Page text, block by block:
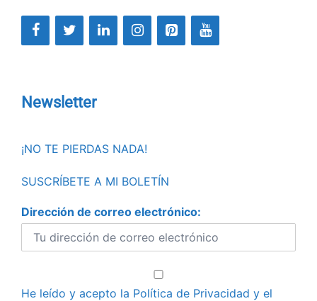
Newsletter
¡NO TE PIERDAS NADA!
SUSCRÍBETE A MI BOLETÍN
Dirección de correo electrónico:
He leído y acepto la Política de Privacidad y el